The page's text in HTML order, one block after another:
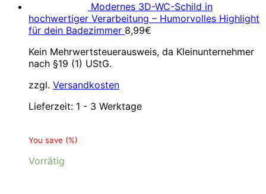
Modernes 3D-WC-Schild in
hochwertiger Verarbeitung – Humorvolles Highlight
für dein Badezimmer 8,99€
Kein Mehrwertsteuerausweis, da Kleinunternehmer
nach §19 (1) UStG.
zzgl. Versandkosten
Lieferzeit: 1 - 3 Werktage
You save (%)
Vorrätig